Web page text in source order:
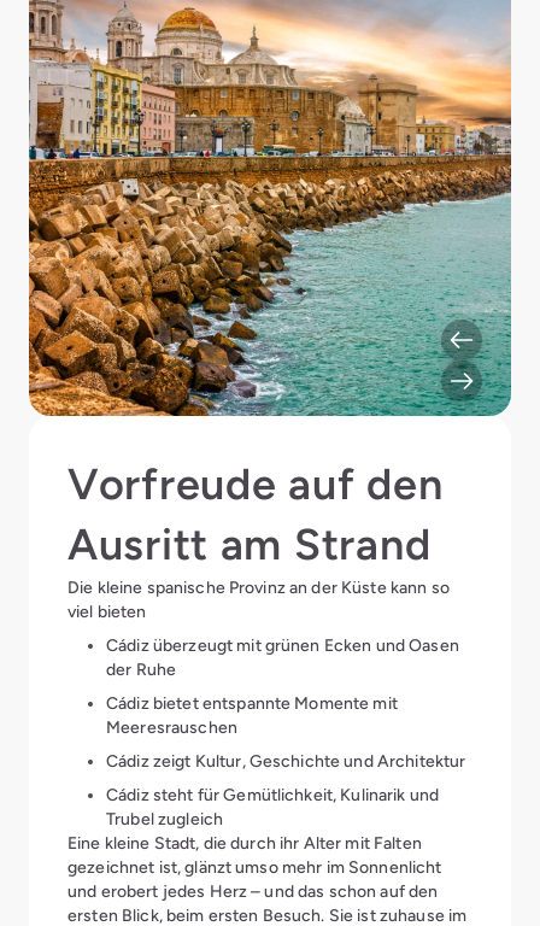
Vorfreude auf den
Ausritt am Strand
Die kleine spanische Provinz an der Küste kann so
viel bieten
Cádiz überzeugt mit grünen Ecken und Oasen
der Ruhe
Cádiz bietet entspannte Momente mit
Meeresrauschen
Cádiz zeigt Kultur, Geschichte und Architektur
Cádiz steht für Gemütlichkeit, Kulinarik und
Trubel zugleich
Eine kleine Stadt, die durch ihr Alter mit Falten
gezeichnet ist, glänzt umso mehr im Sonnenlicht
und erobert jedes Herz – und das schon auf den
ersten Blick, beim ersten Besuch. Sie ist zuhause im